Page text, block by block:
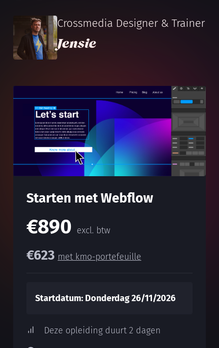
Crossmedia Designer & Trainer
Jensie
Starten met Webflow
€890 excl. btw
€623 met kmo-portefeuille
Startdatum: Donderdag 26/11/2026
Deze opleiding duurt 2 dagen